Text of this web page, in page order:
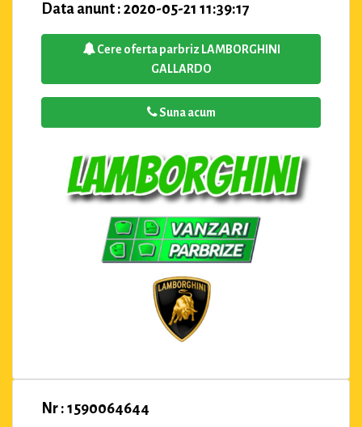
Data anunt : 2020-05-21 11:39:17
Cere oferta parbriz LAMBORGHINI
GALLARDO
Suna acum
Nr : 1590064644